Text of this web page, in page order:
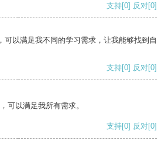
支持[0] 反对[0]
可以满足我不同的学习需求，让我能够找到自
支持[0] 反对[0]
可以满足我所有需求。
支持[0] 反对[0]